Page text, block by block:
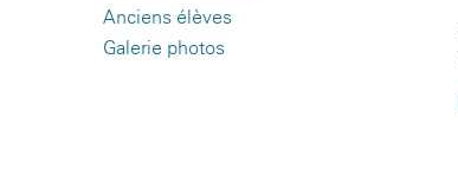
Anciens élèves
Galerie photos